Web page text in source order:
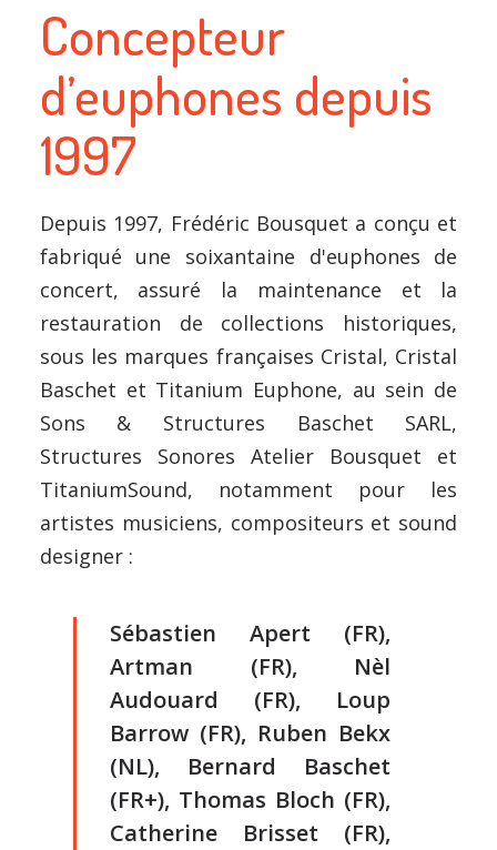
Concepteur
d’euphones depuis
1997
Depuis 1997, Frédéric Bousquet a conçu et
fabriqué une soixantaine d'euphones de
concert, assuré la maintenance et la
restauration de collections historiques,
sous les marques françaises Cristal, Cristal
Baschet et Titanium Euphone, au sein de
Sons & Structures Baschet SARL,
Structures Sonores Atelier Bousquet et
TitaniumSound, notamment pour les
artistes musiciens, compositeurs et sound
designer :
Sébastien Apert (FR),
Artman (FR), Nèl
Audouard (FR), Loup
Barrow (FR), Ruben Bekx
(NL), Bernard Baschet
(FR+), Thomas Bloch (FR),
Catherine Brisset (FR),